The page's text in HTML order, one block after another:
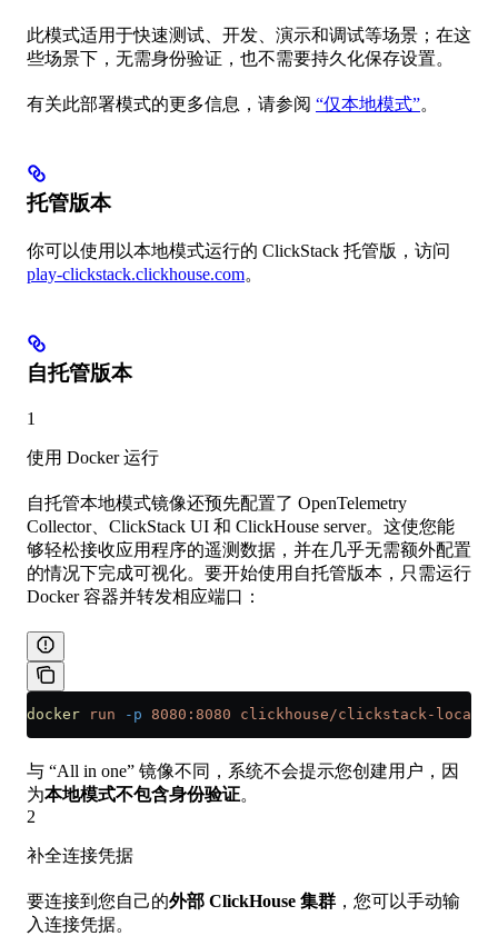
此模式适用于快速测试、开发、演示和调试等场景；在这
些场景下，无需身份验证，也不需要持久化保存设置。
有关此部署模式的更多信息，请参阅 “仅本地模式”。
托管版本
你可以使用以本地模式运行的 ClickStack 托管版，访问
play-clickstack.clickhouse.com。
自托管版本
1
使用 Docker 运行
自托管本地模式镜像还预先配置了 OpenTelemetry
Collector、ClickStack UI 和 ClickHouse server。这使您能
够轻松接收应用程序的遥测数据，并在几乎无需额外配置
的情况下完成可视化。要开始使用自托管版本，只需运行
Docker 容器并转发相应端口：
docker run -p 8080:8080 clickhouse/clickstack-
与 “All in one” 镜像不同，系统不会提示您创建用户，因
为本地模式不包含身份验证。
2
补全连接凭据
要连接到您自己的外部 ClickHouse 集群 ，您可以手动输
入连接凭据。